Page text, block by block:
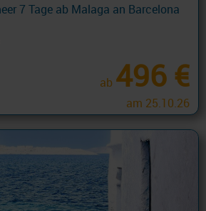
7 Tage ab Malaga an Barcelona
ab 496 €
am 25.10.26